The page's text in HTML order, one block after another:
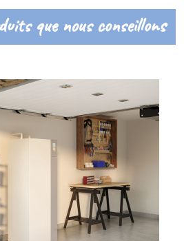
que nous conseillons